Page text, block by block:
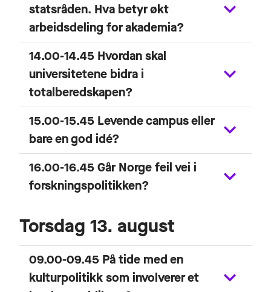
statsråden. Hva betyr økt
arbeidsdeling for akademia?
14.00-14.45 Hvordan skal
universitetene bidra i
totalberedskapen?
15.00-15.45 Levende campus eller
bare en god idé?
16.00-16.45 Går Norge feil vei i
forskningspolitikken?
Torsdag 13. august
09.00-09.45 På tide med en
kulturpolitikk som involverer et